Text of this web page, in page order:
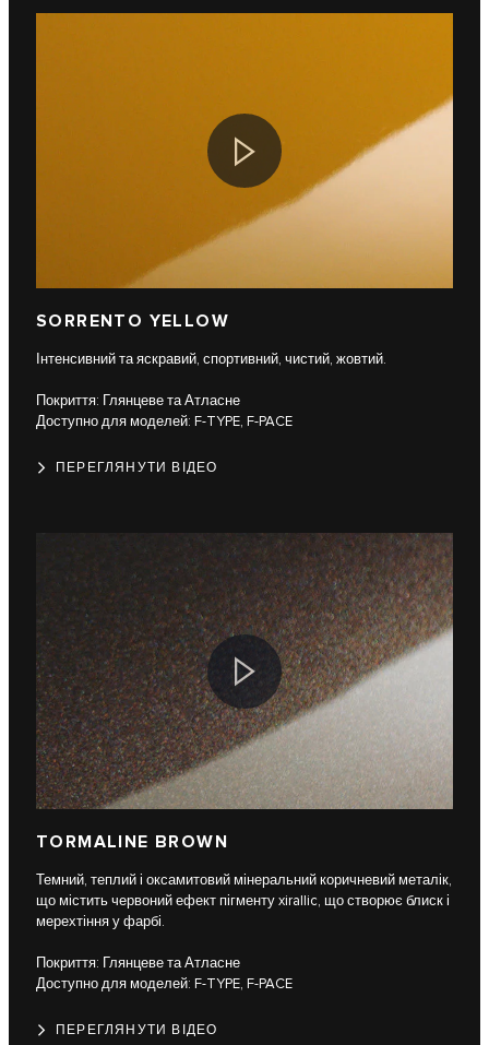
SORRENTO YELLOW
Інтенсивний та яскравий, спортивний, чистий, жовтий.
Покриття: Глянцеве та Атласне
Доступно для моделей: F-TYPE, F-PACE
ПЕРЕГЛЯНУТИ ВІДЕО
TORMALINE BROWN
Темний, теплий і оксамитовий мінеральний коричневий металік,
що містить червоний ефект пігменту xirallic, що створює блиск і
мерехтіння у фарбі.
Покриття: Глянцеве та Атласне
Доступно для моделей: F-TYPE, F-PACE
ПЕРЕГЛЯНУТИ ВІДЕО